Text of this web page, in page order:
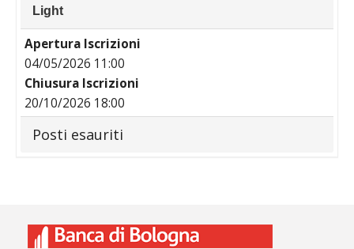
Light
Apertura Iscrizioni
04/05/2026 11:00
Chiusura Iscrizioni
20/10/2026 18:00
Posti esauriti